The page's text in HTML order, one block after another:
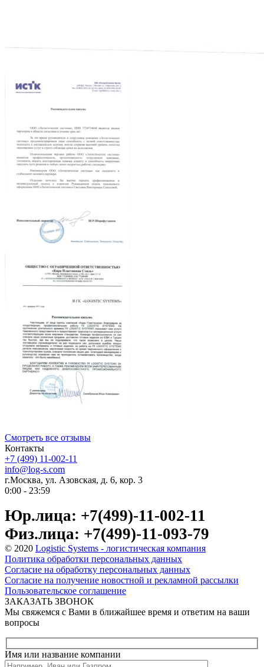
Смотреть все отзывы
Контакты
+7 (499) 11-002-11
info@log-s.com
г.Москва, ул. Азовская, д. 6, кор. 3
0:00 - 23:59
Юр.лица: +7(499)-11-002-11
Физ.лица: +7(499)-11-093-79
© 2020 Logistic Systems - логистическая компания
Политика обработки персональных данных
Согласие на обработку персональных данных
Согласие на получение новостной и рекламной рассылки
Пользовательское соглашение
ЗАКАЗАТЬ ЗВОНОК
Мы свяжемся с Вами в ближайшее время и ответим на ваши
вопросы
Имя или название компании